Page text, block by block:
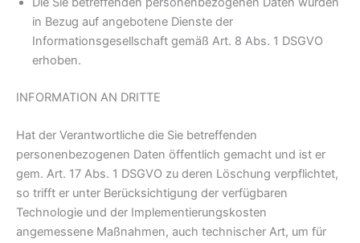
in Bezug auf angebotene Dienste der
Informationsgesellschaft gemäß Art. 8 Abs. 1 DSGVO
erhoben.
INFORMATION AN DRITTE
Hat der Verantwortliche die Sie betreffenden
personenbezogenen Daten öffentlich gemacht und ist er
gem. Art. 17 Abs. 1 DSGVO zu deren Löschung verpflichtet,
so trifft er unter Berücksichtigung der verfügbaren
Technologie und der Implementierungskosten
angemessene Maßnahmen, auch technischer Art, um für